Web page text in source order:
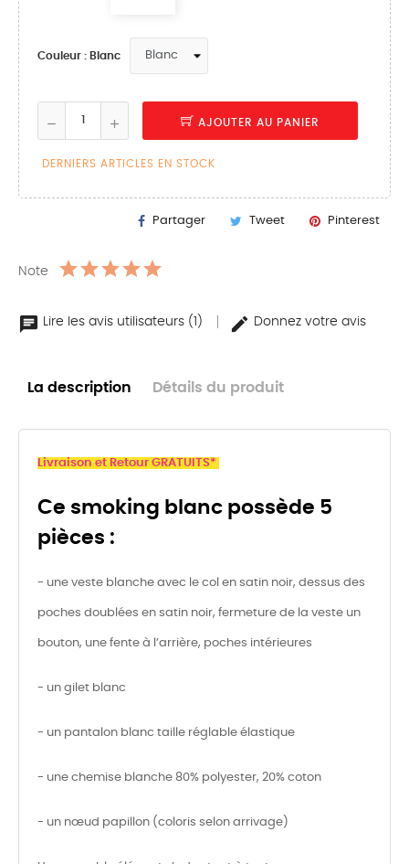
Couleur : Blanc
AJOUTER AU PANIER
DERNIERS ARTICLES EN STOCK
Partager Tweet Pinterest
Note
Lire les avis utilisateurs (1) Donnez votre avis
La description Détails du produit
Livraison et Retour GRATUITS*
Ce smoking blanc possède 5
pièces :
- une veste blanche avec le col en satin noir, dessus des
poches doublées en satin noir, fermeture de la veste un
bouton, une fente à l’arrière, poches intérieures
- un gilet blanc
- un pantalon blanc taille réglable élastique
- une chemise blanche 80% polyester, 20% coton
- un nœud papillon (coloris selon arrivage)